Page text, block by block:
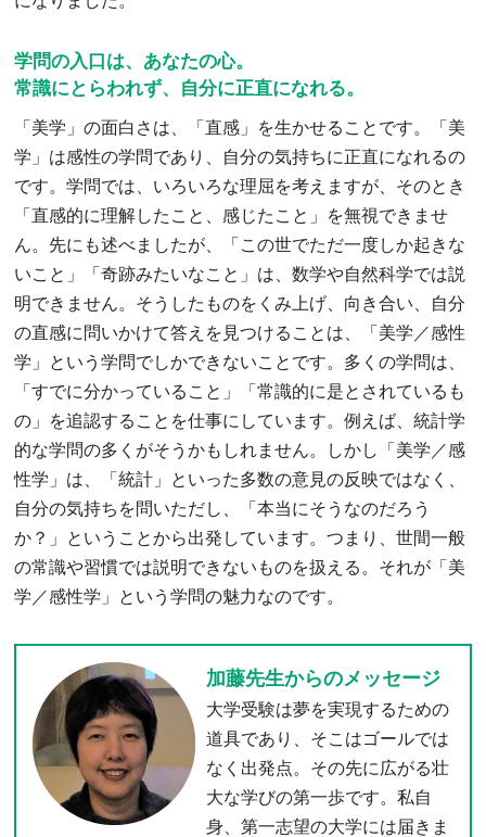
学問の入口は、あなたの心。
常識にとらわれず、自分に正直になれる。
「美学」の面白さは、「直感」を生かせることです。「美
学」は感性の学問であり、自分の気持ちに正直になれるの
です。学問では、いろいろな理屈を考えますが、そのとき
「直感的に理解したこと、感じたこと」を無視できませ
ん。先にも述べましたが、「この世でただ一度しか起きな
いこと」「奇跡みたいなこと」は、数学や自然科学では説
明できません。そうしたものをくみ上げ、向き合い、自分
の直感に問いかけて答えを見つけることは、「美学／感性
学」という学問でしかできないことです。多くの学問は、
「すでに分かっていること」「常識的に是とされているも
の」を追認することを仕事にしています。例えば、統計学
的な学問の多くがそうかもしれません。しかし「美学／感
性学」は、「統計」といった多数の意見の反映ではなく、
自分の気持ちを問いただし、「本当にそうなのだろう
か？」ということから出発しています。つまり、世間一般
の常識や習慣では説明できないものを扱える。それが「美
学／感性学」という学問の魅力なのです。
加藤先生からのメッセージ
大学受験は夢を実現するための
道具であり、そこはゴールでは
なく出発点。その先に広がる壮
大な学びの第一歩です。私自
身、第一志望の大学には届きま